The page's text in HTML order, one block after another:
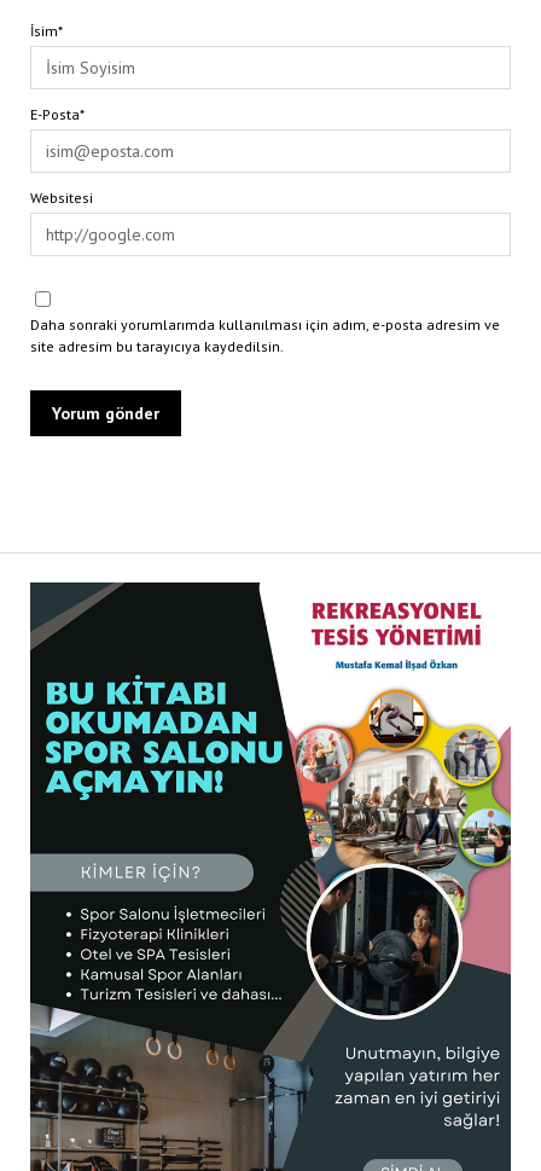
İsim*
E-Posta*
Websitesi
Daha sonraki yorumlarımda kullanılması için adım, e-posta adresim ve
site adresim bu tarayıcıya kaydedilsin.